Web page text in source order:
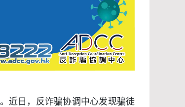
近日，反诈骗协调中心发现骗徒